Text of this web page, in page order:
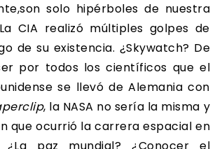
solo hipérboles de nuestra
CIA realizó múltiples golpes de
de su existencia. ¿Skywatch? De
por todos los científicos que el
se llevó de Alemania con
, la NASA no sería la misma y
que ocurrió la carrera espacial en